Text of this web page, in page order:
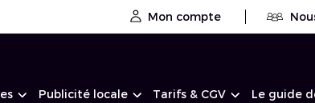
Mon compte
Publicité locale Tarifs & CGV Le guide